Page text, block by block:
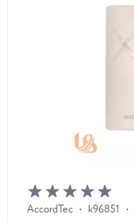
AccordTec • k96851 •